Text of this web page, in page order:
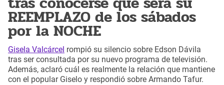
REEMPLAZO de los sábados
por la NOCHE
Gisela Valcárcel rompió su silencio sobre Edson Dávila
tras ser consultada por su nuevo programa de televisión.
Además, aclaró cuál es realmente la relación que mantiene
con el popular Giselo y respondió sobre Armando Tafur.